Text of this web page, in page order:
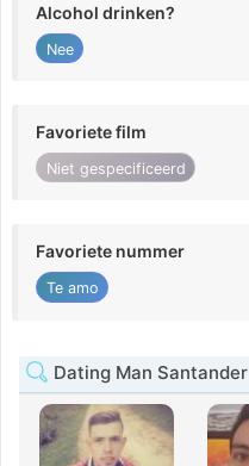
Alcohol drinken?
Nee
Favoriete film
Niet gespecificeerd
Favoriete nummer
Te amo
Dating Man Santander